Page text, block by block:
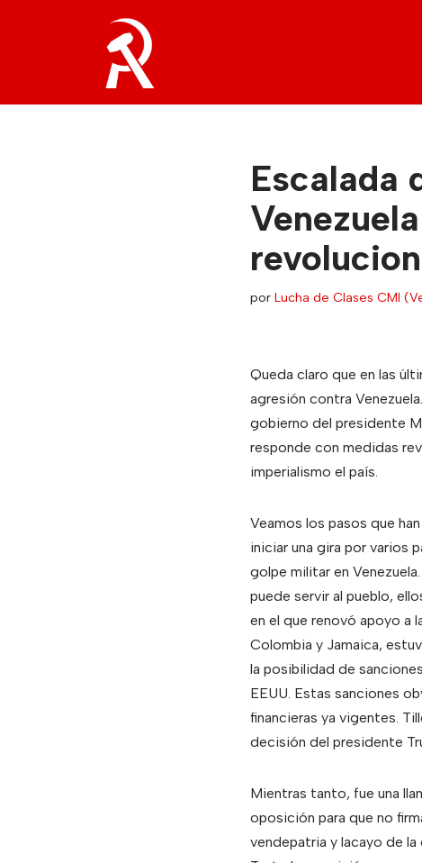
Escalada
por Lucha de Clases CMI
Queda claro que en las
agresión contra
gobierno del presidente
responde con medidas
imperialismo el país.
Veamos los pasos que
iniciar una gira por varios
golpe militar en
puede servir al pueblo,
en el que renovó apoyo a
Colombia y Jamaica,
la posibilidad de
EEUU. Estas sanciones
financieras ya vigentes.
decisión del presidente
Mientras tanto, fue una
oposición para que no
vendepatria y lacayo de